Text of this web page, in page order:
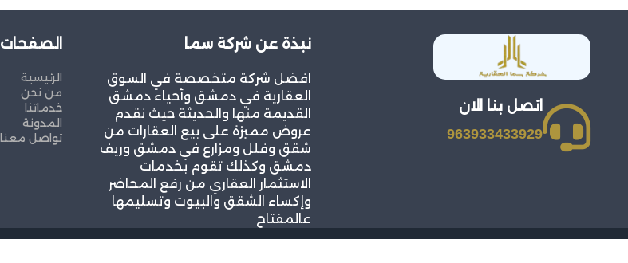
اتصل بنا الان
963933433929
نبذة عن شركة سما
افضل شركة متخصصة في السوق
العقارية في دمشق وأحياء دمشق
القديمة منها والحديثة حيث نقدم
عروض مميزة على بيع العقارات من
شقق وفلل ومزارع في دمشق وريف
دمشق وكذلك تقوم بخدمات
الاستثمار العقاري من رفع المحاضر
وإكساء الشقق والبيوت وتسليمها
عالمفتاح
الصفحات
الرئيسية
من نحن
خدماتنا
المدونة
تواصل معنا